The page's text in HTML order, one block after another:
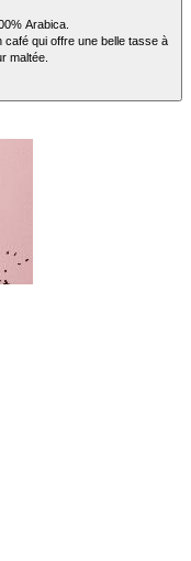
Arabica.
café qui offre une belle tasse à
maltée.